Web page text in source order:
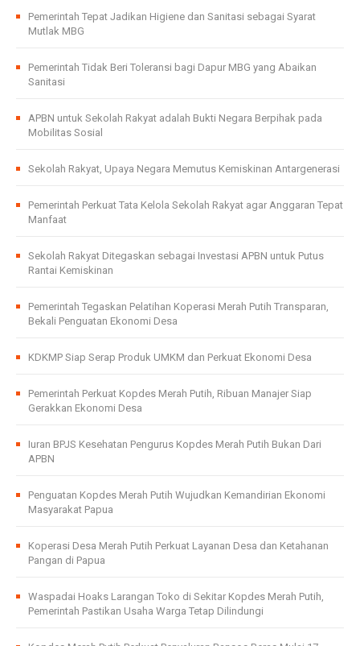
Pemerintah Tepat Jadikan Higiene dan Sanitasi sebagai Syarat
Mutlak MBG
Pemerintah Tidak Beri Toleransi bagi Dapur MBG yang Abaikan
Sanitasi
APBN untuk Sekolah Rakyat adalah Bukti Negara Berpihak pada
Mobilitas Sosial
Sekolah Rakyat, Upaya Negara Memutus Kemiskinan Antargenerasi
Pemerintah Perkuat Tata Kelola Sekolah Rakyat agar Anggaran Tepat
Manfaat
Sekolah Rakyat Ditegaskan sebagai Investasi APBN untuk Putus
Rantai Kemiskinan
Pemerintah Tegaskan Pelatihan Koperasi Merah Putih Transparan,
Bekali Penguatan Ekonomi Desa
KDKMP Siap Serap Produk UMKM dan Perkuat Ekonomi Desa
Pemerintah Perkuat Kopdes Merah Putih, Ribuan Manajer Siap
Gerakkan Ekonomi Desa
Iuran BPJS Kesehatan Pengurus Kopdes Merah Putih Bukan Dari
APBN
Penguatan Kopdes Merah Putih Wujudkan Kemandirian Ekonomi
Masyarakat Papua
Koperasi Desa Merah Putih Perkuat Layanan Desa dan Ketahanan
Pangan di Papua
Waspadai Hoaks Larangan Toko di Sekitar Kopdes Merah Putih,
Pemerintah Pastikan Usaha Warga Tetap Dilindungi